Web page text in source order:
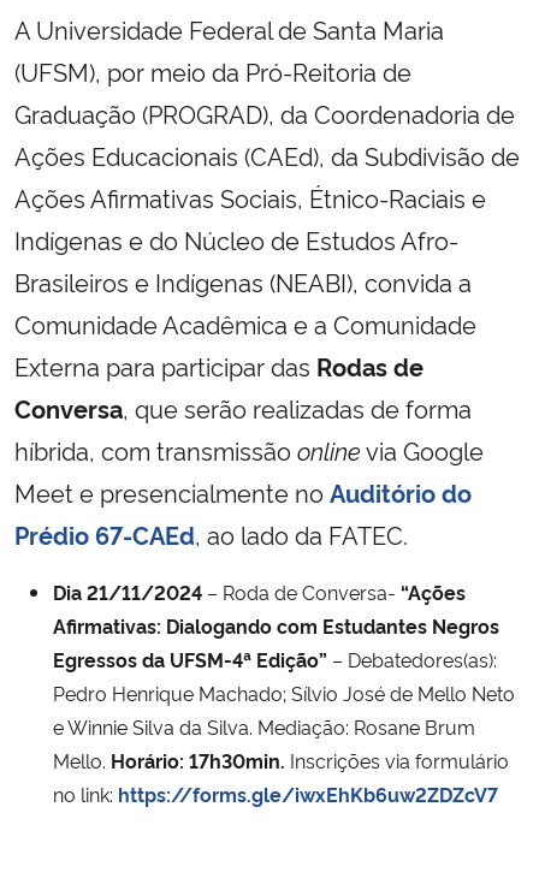
Ministério do Meio Ambiente
Ministério do Desenvolvimento Regional
Ministério da Mulher, da Família e dos Direitos Humanos
Secretaria-Geral
Secretaria de Governo
Gabinete de Segurança Institucional
Advocacia-Geral da União
Banco Central do Brasil
A Universidade Federal de Santa Maria
(UFSM), por meio da Pró-Reitoria de
Graduação (PROGRAD), da Coordenadoria de
Ações Educacionais (CAEd), da Subdivisão de
Ações Afirmativas Sociais, Étnico-Raciais e
Indígenas e do Núcleo de Estudos Afro-
Brasileiros e Indígenas (NEABI), convida a
Comunidade Acadêmica e a Comunidade
Externa para participar das Rodas de
Conversa , que serão realizadas de forma
híbrida, com transmissão onlinevia Google
Meet e presencialmente no Auditório do
Prédio 67-CAEd , ao lado da FATEC.
Dia 21/11/2024 – Roda de Conversa- “Ações
Afirmativas: Dialogando com Estudantes Negros
Egressos da UFSM-4ª Edição” – Debatedores(as):
Pedro Henrique Machado; Sílvio José de Mello Neto
e Winnie Silva da Silva. Mediação: Rosane Brum
Mello. Horário: 17h30min. Inscrições via formulário
no link: https://forms.gle/iwxEhKb6uw2ZDZcV7